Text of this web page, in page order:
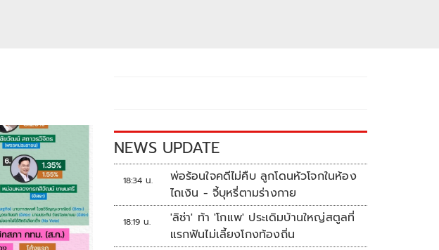
NEWS UPDATE
18:34 น.
พ่อร้อนใจคดีไม่คืบ ลูกโดนหัวโจกในห้อง
ไถเงิน - จี้บุหรี่ตามร่างกาย
18:19 น.
'ลิซ่า' ท้า 'โกแพ' ประเดิมบ้านใหญ่สตูลที่
แรกฟันไม่เลี้ยงโกงท้องถิ่น